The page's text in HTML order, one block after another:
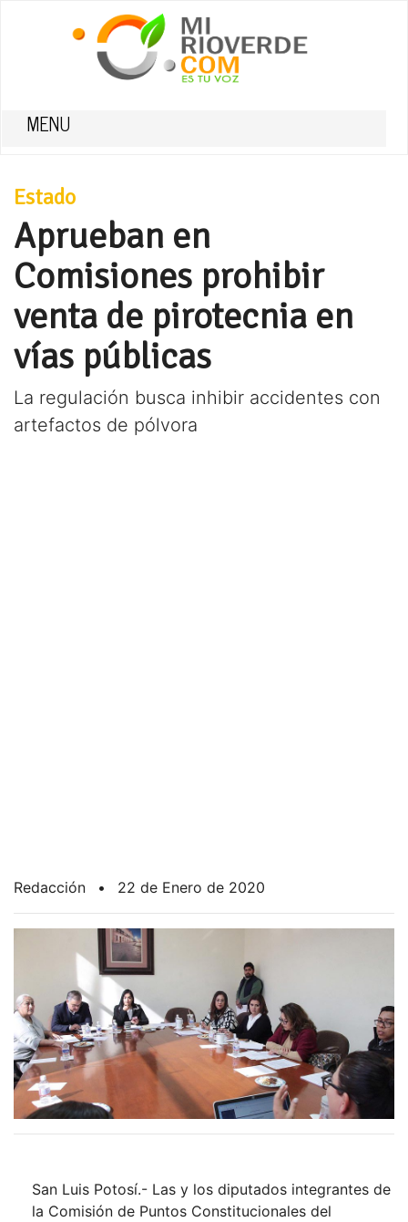
MENU
Estado
Aprueban en
Comisiones prohibir
venta de pirotecnia en
vías públicas
La regulación busca inhibir accidentes con
artefactos de pólvora
Redacción • 22 de Enero de 2020
San Luis Potosí.- Las y los diputados integrantes de
la Comisión de Puntos Constitucionales del